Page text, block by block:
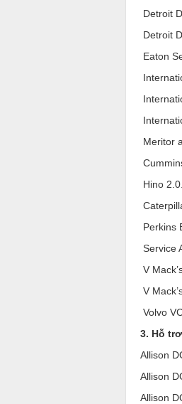
Detroit
Detroit
Eaton
Meritor
Hino
Perkins
Service
V
V
Volvo
3. Hỗ
Allison
Allison
Allison